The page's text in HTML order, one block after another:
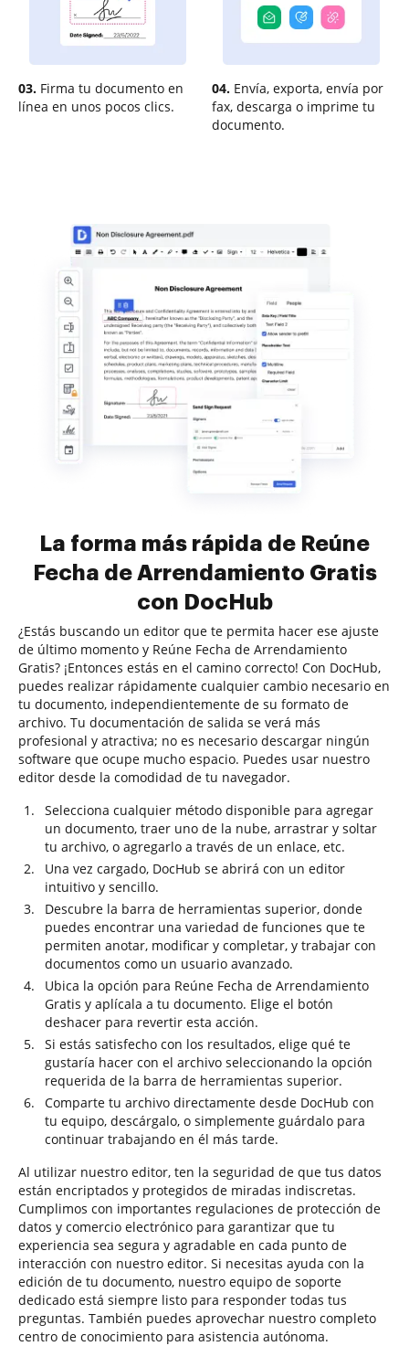
03. Firma tu documento en
línea en unos pocos clics.
04. Envía, exporta, envía por
fax, descarga o imprime tu
documento.
La forma más rápida de Reúne
Fecha de Arrendamiento Gratis
con DocHub
¿Estás buscando un editor que te permita hacer ese ajuste
de último momento y Reúne Fecha de Arrendamiento
Gratis? ¡Entonces estás en el camino correcto! Con DocHub,
puedes realizar rápidamente cualquier cambio necesario en
tu documento, independientemente de su formato de
archivo. Tu documentación de salida se verá más
profesional y atractiva; no es necesario descargar ningún
software que ocupe mucho espacio. Puedes usar nuestro
editor desde la comodidad de tu navegador.
Selecciona cualquier método disponible para agregar
un documento, traer uno de la nube, arrastrar y soltar
tu archivo, o agregarlo a través de un enlace, etc.
Una vez cargado, DocHub se abrirá con un editor
intuitivo y sencillo.
Descubre la barra de herramientas superior, donde
puedes encontrar una variedad de funciones que te
permiten anotar, modificar y completar, y trabajar con
documentos como un usuario avanzado.
Ubica la opción para Reúne Fecha de Arrendamiento
Gratis y aplícala a tu documento. Elige el botón
deshacer para revertir esta acción.
Si estás satisfecho con los resultados, elige qué te
gustaría hacer con el archivo seleccionando la opción
requerida de la barra de herramientas superior.
Comparte tu archivo directamente desde DocHub con
tu equipo, descárgalo, o simplemente guárdalo para
continuar trabajando en él más tarde.
Al utilizar nuestro editor, ten la seguridad de que tus datos
están encriptados y protegidos de miradas indiscretas.
Cumplimos con importantes regulaciones de protección de
datos y comercio electrónico para garantizar que tu
experiencia sea segura y agradable en cada punto de
interacción con nuestro editor. Si necesitas ayuda con la
edición de tu documento, nuestro equipo de soporte
dedicado está siempre listo para responder todas tus
preguntas. También puedes aprovechar nuestro completo
centro de conocimiento para asistencia autónoma.